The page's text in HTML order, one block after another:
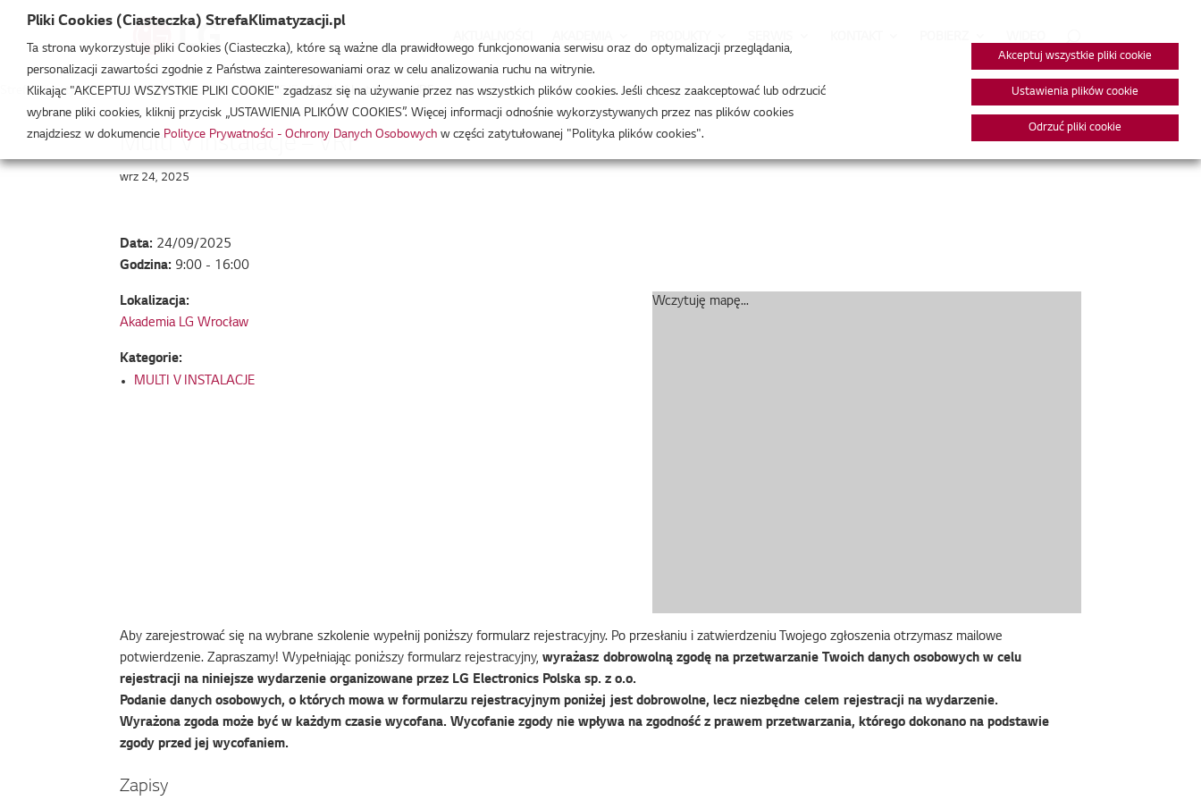
Strefa Klimatyzacji /Wydarzenia/MULTI V INSTALACJE/Multi V Instalacje – VRF
Multi V Instalacje – VRF
wrz 24, 2025
Data: 24/09/2025
Godzina: 9:00 - 16:00
Wczytuję mapę...
Lokalizacja:
Akademia LG Wrocław
Kategorie:
MULTI V INSTALACJE
Aby zarejestrować się na wybrane szkolenie wypełnij poniższy formularz rejestracyjny. Po przesłaniu i zatwierdzeniu Twojego zgłoszenia otrzymasz mailowe
potwierdzenie. Zapraszamy! Wypełniając poniższy formularz rejestracyjny,wyrażasz dobrowolną zgodę na przetwarzanie Twoich danych osobowych w celu
rejestracji na niniejsze wydarzenie organizowane przez LG Electronics Polska sp. z o.o.
Podanie danych osobowych, o których mowa w formularzu rejestracyjnym poniżej jest dobrowolne, lecz niezbędne celem rejestracji na wydarzenie.
Wyrażona zgoda może być w każdym czasie wycofana. Wycofanie zgody nie wpływa na zgodność z prawem przetwarzania, którego dokonano na podstawie
zgody przed jej wycofaniem.
Zapisy
Pliki Cookies (Ciasteczka) StrefaKlimatyzacji.pl
Ta strona wykorzystuje pliki Cookies (Ciasteczka), które są ważne dla prawidłowego funkcjonowania serwisu oraz do optymalizacji przeglądania,
personalizacji zawartości zgodnie z Państwa zainteresowaniami oraz w celu analizowania ruchu na witrynie.
Klikając "AKCEPTUJ WSZYSTKIE PLIKI COOKIE" zgadzasz się na używanie przez nas wszystkich plików cookies. Jeśli chcesz zaakceptować lub odrzucić
wybrane pliki cookies, kliknij przycisk „USTAWIENIA PLIKÓW COOKIES”. Więcej informacji odnośnie wykorzystywanych przez nas plików cookies
znajdziesz w dokumencie Polityce Prywatności - Ochrony Danych Osobowych w części zatytułowanej "Polityka plików cookies".
Akceptuj wszystkie pliki cookie
Ustawienia plików cookie
Odrzuć pliki cookie